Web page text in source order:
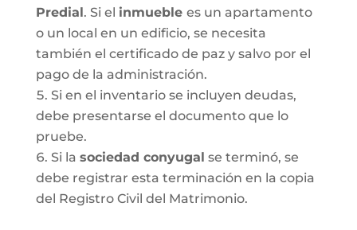
Predial. Si el inmueble es un apartamento
o un local en un edificio, se necesita
también el certificado de paz y salvo por el
pago de la administración.
Si en el inventario se incluyen deudas,
debe presentarse el documento que lo
pruebe.
Si la sociedad conyugal se terminó, se
debe registrar esta terminación en la copia
del Registro Civil del Matrimonio.